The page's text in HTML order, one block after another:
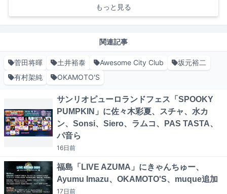
もっと見る
関連記事
菅田将暉 土井裕泰 Awesome City Club
坂元裕二
有村架純
OKAMOTO'S
サンリオピューロランドフェス「SPOOKY
PUMPKIN」に佐々木彩夏、スチャ、水カ
ン、Sonsi、Siero、ラムコ、PAS TASTA、
パ音ら
16日前
福島「LIVE AZUMA」にきゃんちゅー、
Ayumu Imazu、OKAMOTO'S、muque追加
17日前